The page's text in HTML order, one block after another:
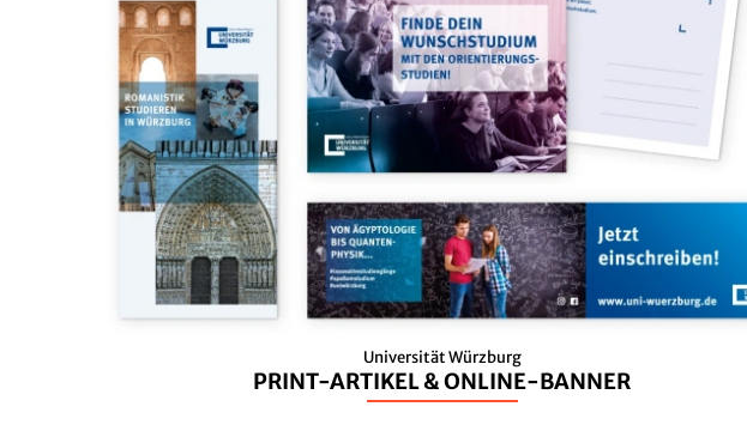
Universität Würzburg
PRINT-ARTIKEL & ONLINE-BANNER